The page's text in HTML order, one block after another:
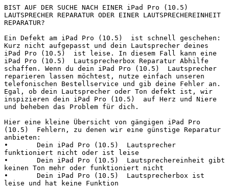
BIST AUF DER SUCHE NACH EINER iPad Pro (10.5)
LAUTSPRECHER REPARATUR ODER EINER LAUTSPRECHEREINHEIT
REPARATUR?
Ein Defekt am iPad Pro (10.5)  ist schnell geschehen:
Kurz nicht aufgepasst und dein Lautsprecher deines
iPad Pro (10.5)  ist leise. In diesem Fall kann eine
iPad Pro (10.5)  Lautsprecherbox Reparatur Abhilfe
schaffen. Wenn du dein iPad Pro (10.5)  Lautsprecher
reparieren lassen möchtest, nutze einfach unseren
telefonischen Bestellservice und gib deine Fehler an.
Egal, ob dein Lautsprecher oder Ton defekt ist, wir
inspizieren dein iPad Pro (10.5)  auf Herz und Niere
und beheben das Problem für dich.
Hier eine kleine Übersicht von gängigen iPad Pro
(10.5)  Fehlern, zu denen wir eine günstige Reparatur
anbieten:
•	Dein iPad Pro (10.5)  Lautsprecher
funktioniert nicht oder ist leise
•	Dein iPad Pro (10.5)  Lautsprechereinheit gibt
keinen Ton mehr oder funktioniert nicht
•	Dein iPad Pro (10.5)  Lautsprecherbox ist
leise und hat keine Funktion